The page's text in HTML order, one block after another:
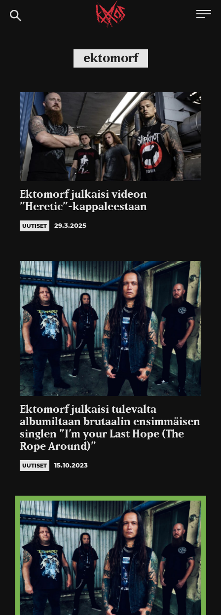
Siirry
suoraan
Kaaoszine
ektomorf
Ektomorf julkaisi videon
”Heretic”-kappaleestaan
UUTISET 29.3.2025
Ektomorf julkaisi tulevalta
albumiltaan brutaalin ensimmäisen
singlen ”I’m your Last Hope (The
Rope Around)”
UUTISET 15.10.2023